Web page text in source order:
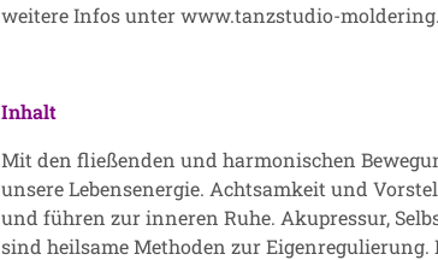
weitere Infos unterwww.tanzstudio-
Inhalt
Mit den fließenden und harmonischen
unsere Lebensenergie. Achtsamkeit und
und führen zur inneren Ruhe. Akupressur,
sind heilsame Methoden zur